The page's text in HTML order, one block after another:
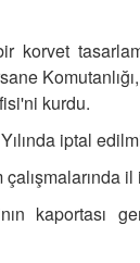
korvet
kurdu.
iptal
kaportası
Özkan
YEREL